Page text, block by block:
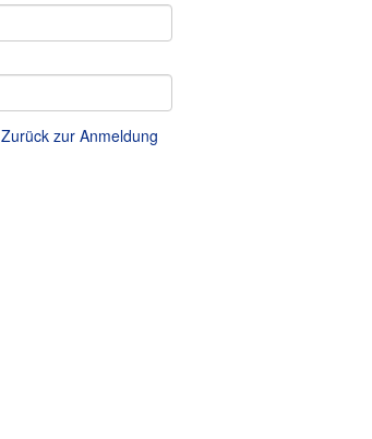
Zurück zur Anmeldung